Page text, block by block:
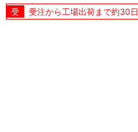
受注から工場出荷まで約30日